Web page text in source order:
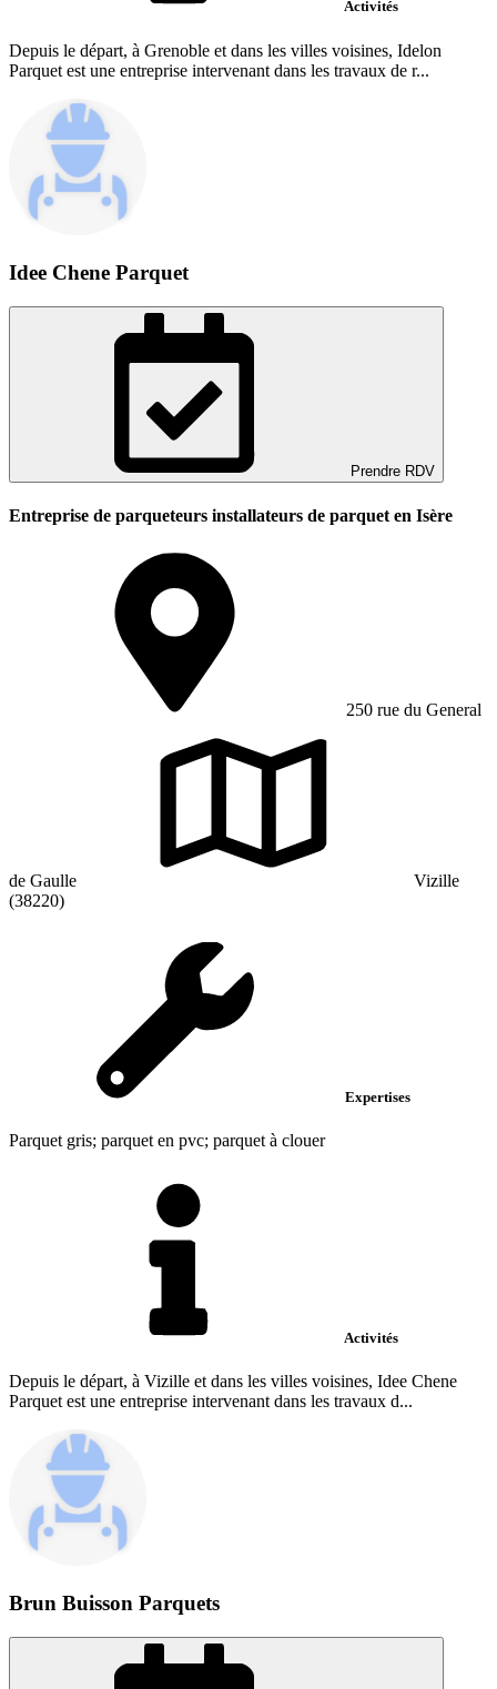
Activités
Depuis le départ, à Grenoble et dans les villes voisines, Idelon
Parquet est une entreprise intervenant dans les travaux de r...
Idee Chene Parquet
Prendre RDV
Entreprise de parqueteurs installateurs de parquet en Isère
250 rue du General
de Gaulle
Vizille
(38220)
Expertises
Parquet gris; parquet en pvc; parquet à clouer
Activités
Depuis le départ, à Vizille et dans les villes voisines, Idee Chene
Parquet est une entreprise intervenant dans les travaux d...
Brun Buisson Parquets